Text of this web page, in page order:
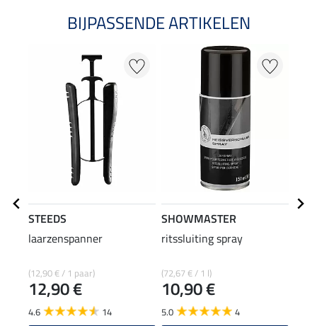
BIJPASSENDE ARTIKELEN
STEEDS
laarzenspanner
(12,90 € / 1 paar)
12,90 €
4.6 14
SHOWMASTER
ritssluiting spray
(72,67 € / 1 l)
10,90 €
5.0 4